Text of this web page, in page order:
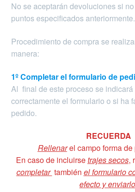
No se aceptarán devoluciones si
puntos especificados anteriormente.
Procedimiento de compra se
manera:
1º Completar el formulario de
Al final de este proceso se
correctamente el formulario o si ha
pedido.
RECUERDA
Rellenarel campo forma
En caso de incluirsetrajes secos,
completar también el formulario
efecto y